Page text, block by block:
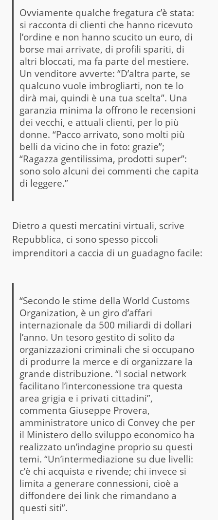
Ovviamente qualche fregatura c’è stata:
si racconta di clienti che hanno ricevuto
l’ordine e non hanno scucito un euro, di
borse mai arrivate, di profili spariti, di
altri bloccati, ma fa parte del mestiere.
Un venditore avverte: “D’altra parte, se
qualcuno vuole imbrogliarti, non te lo
dirà mai, quindi è una tua scelta”. Una
garanzia minima la offrono le recensioni
dei vecchi, e attuali clienti, per lo più
donne. “Pacco arrivato, sono molti più
belli da vicino che in foto: grazie”;
“Ragazza gentilissima, prodotti super”:
sono solo alcuni dei commenti che capita
di leggere.”
Dietro a questi mercatini virtuali, scrive
Repubblica, ci sono spesso piccoli
imprenditori a caccia di un guadagno facile:
“Secondo le stime della World Customs
Organization, è un giro d’affari
internazionale da 500 miliardi di dollari
l’anno. Un tesoro gestito di solito da
organizzazioni criminali che si occupano
di produrre la merce e di organizzare la
grande distribuzione. “I social network
facilitano l’interconessione tra questa
area grigia e i privati cittadini”,
commenta Giuseppe Provera,
amministratore unico di Convey che per
il Ministero dello sviluppo economico ha
realizzato un’indagine proprio su questi
temi. “Un’intermediazione su due livelli:
c’è chi acquista e rivende; chi invece si
limita a generare connessioni, cioè a
diffondere dei link che rimandano a
questi siti”.